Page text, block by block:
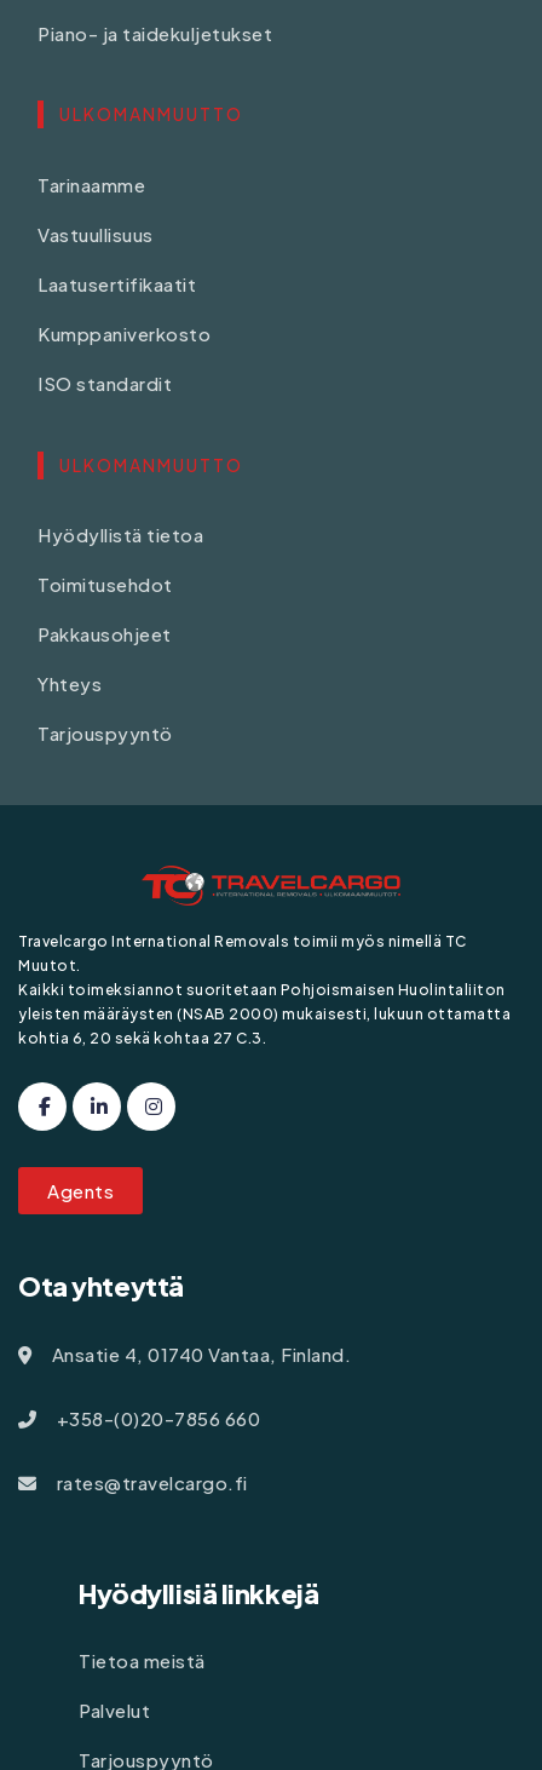
Piano- ja taidekuljetukset
ULKOMANMUUTTO
Tarinaamme
Vastuullisuus
Laatusertifikaatit
Kumppaniverkosto
ISO standardit
ULKOMANMUUTTO
Hyödyllistä tietoa
Toimitusehdot
Pakkausohjeet
Yhteys
Tarjouspyyntö
Travelcargo International Removals toimii myös nimellä TC
Muutot.
Kaikki toimeksiannot suoritetaan Pohjoismaisen Huolintaliiton
yleisten määräysten (NSAB 2000) mukaisesti, lukuun ottamatta
kohtia 6, 20 sekä kohtaa 27 C.3.
Agents
Ota yhteyttä
Ansatie 4, 01740 Vantaa, Finland.
+358-(0)20-7856 660
rates@travelcargo.fi
Hyödyllisiä linkkejä
Tietoa meistä
Palvelut
Tarjouspyyntö